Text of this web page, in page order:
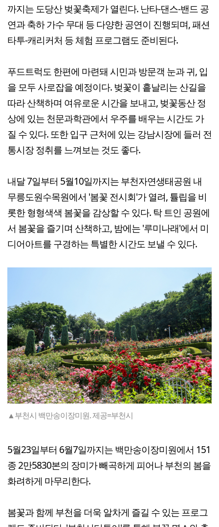
까지는 도당산 벚꽃축제가 열린다. 난타-댄스-밴드 공
연과 축하 가수 무대 등 다양한 공연이 진행되며, 패션
타투-캐리커처 등 체험 프로그램도 준비된다.
푸드트럭도 한편에 마련돼 시민과 방문객 눈과 귀, 입
을 모두 사로잡을 예정이다. 벚꽃이 흩날리는 산길을
따라 산책하며 여유로운 시간을 보내고, 벚꽃동산 정
상에 있는 천문과학관에서 우주를 배우는 시간도 가
질 수 있다. 또한 입구 근처에 있는 강남시장에 들러 전
통시장 정취를 느껴보는 것도 좋다.
내달 7일부터 5월10일까지는 부천자연생태공원 내
무릉도원수목원에서 '봄꽃 전시회'가 열려, 튤립을 비
롯한 형형색색 봄꽃을 감상할 수 있다. 탁 트인 공원에
서 봄꽃을 즐기며 산책하고, 밤에는 '루미나래'에서 미
디어아트를 구경하는 특별한 시간도 보낼 수 있다.
▲부천시 백만송이장미원. 제공=부천시
5월23일부터 6월7일까지는 백만송이장미원에서 151
종 2만5830본의 장미가 빼곡하게 피어나 부천의 봄을
화려하게 마무리한다.
봄꽃과 함께 부천을 더욱 알차게 즐길 수 있는 프로그